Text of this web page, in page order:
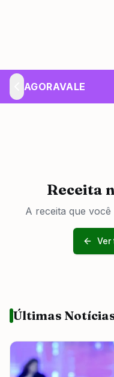
AGORAVALE
Receita
A receita que
Ver
Últimas